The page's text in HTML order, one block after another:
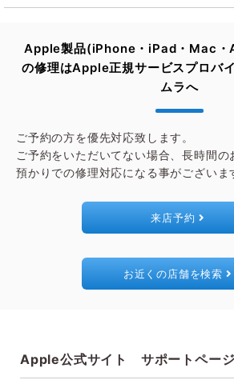
こちらから
最寄の店舗を検索いただ
の店舗へお電話にてご相談ください。
Apple IDやパスワードが分からない場合
※別ウィンドウで開きます
Apple製品(iPhone・iPad・Mac
の修理はApple正規サービスプロバ
ムラへ
ご予約の方を優先対応致します。
ご予約をいただいてない場合、長時間の
預かりでの修理対応になる事がございま
来店予約
お近くの店舗を検索
Apple公式サイト サポートページ